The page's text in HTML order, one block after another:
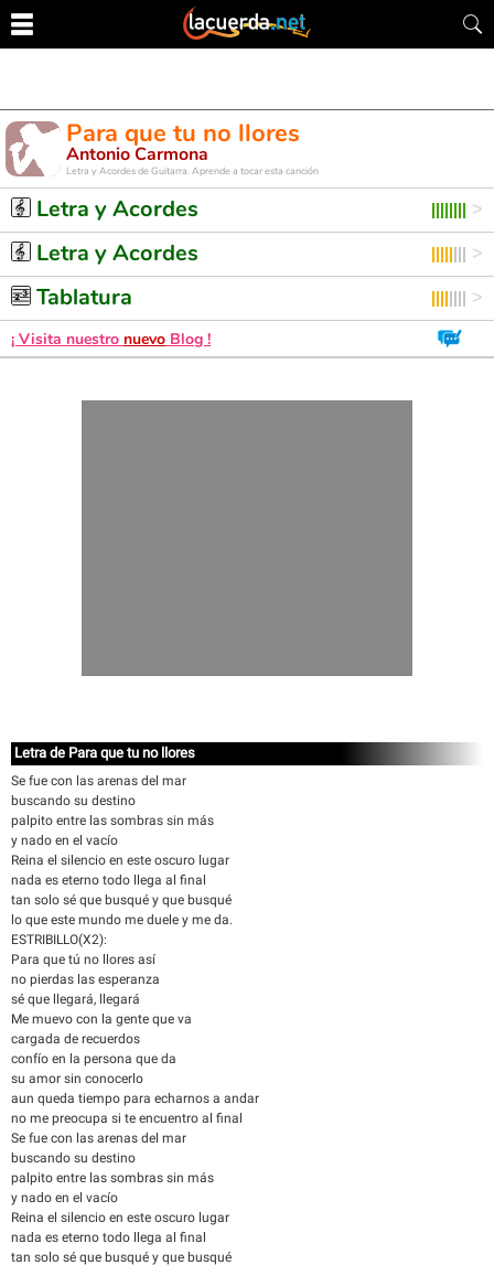
Para que tu no llores
Antonio Carmona
Letra y Acordes de Guitarra. Aprende a tocar esta canción
Letra y Acordes
Letra y Acordes
Tablatura
¡ Visita nuestro nuevo Blog !
Letra de Para que tu no llores
Se fue con las arenas del mar
buscando su destino
palpito entre las sombras sin más
y nado en el vacío
Reina el silencio en este oscuro lugar
nada es eterno todo llega al final
tan solo sé que busqué y que busqué
lo que este mundo me duele y me da.
ESTRIBILLO(X2):
Para que tú no llores así
no pierdas las esperanza
sé que llegará, llegará
Me muevo con la gente que va
cargada de recuerdos
confío en la persona que da
su amor sin conocerlo
aun queda tiempo para echarnos a andar
no me preocupa si te encuentro al final
Se fue con las arenas del mar
buscando su destino
palpito entre las sombras sin más
y nado en el vacío
Reina el silencio en este oscuro lugar
nada es eterno todo llega al final
tan solo sé que busqué y que busqué